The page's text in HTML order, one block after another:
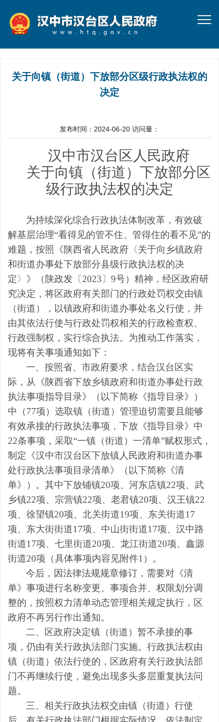
关于向镇（街道）下放部分区级行政执法权的
决定
发布时间：2024-06-20 访问量：
汉中市汉台区 人民政府
关于向镇（街道）下放部分区
级行政执法权的决定
为持续深化综合行政执法体制改革，有效破
解基层治理“看得见的管不住、管得住的看不见”的
难题，按照 《陕西省人民政府〈关于向乡镇政府
和街道办事处下放部分县级行政执法权的决
定〉》（陕政发〔 2023 〕 9号） 精神，经区政府研
究决定，将区政府有关部门的行政处罚权交由镇
（街道）
，以镇政府和街道办事处名义行使，并
由其依法行使与行政处罚权相关的行政检查权、
行政强制权，实行综合执法。为推动工作落实，
现将有关事项通知如下：
一、按照省、市政府要求，结合汉台区实
际，从《陕西省下放乡镇政府和街道办事处行政
执法事项指导目录》（以下简称《指导目录》）
中 （77项） 选取镇（街道） 管理迫切需要且能够
有效承接的行政执法事项，下放《指导目录》中
22条事项 ， 采取“一镇（街道）一清单”赋权形式，
制定《汉中市汉台区下放镇人民政府和街道办事
处行政执法事项 目录清单》（以下简称《清
单》） 。 其中下放铺镇20项、 河东店镇22项、 武
乡镇22项、 宗营镇22项、 老君镇20项、 汉王镇22
项、 徐望镇20项、北关街道19项、 东关街道17
项、 东大街街道17项、 中山街街道17项、汉中路
街道17项、七里街道20项、龙江街道20项、 鑫源
街道20项 （具体事项内容见附件1 ）。
今后，因法律法规规章修订，需要对《清
单》事项进行名称变更、事项合并、权限划分调
整的，按照权力清单动态管理相关规定执行， 区
政府不再另行作出通知。
二、
区政府决定镇（街道）暂不承接的事
项，仍由有关行政执法部门实施。行政执法权由
镇（街道） 依法行使的， 区政府有关行政执法部
门不再继续行使，避免出现多头多层重复执法问
题。
三、相关行政执法权交由镇（街道）行使